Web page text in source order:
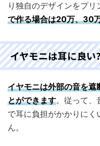
り独自のデザインをプリ
で作る場合は20万、30
イヤモニは耳に良い
イヤモニは外部の音を
とができます。従って、
で耳に負担がかかりに
ん。